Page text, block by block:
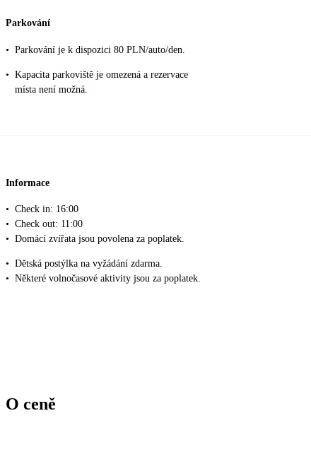
Parkování
• Parkování je k dispozici 80 PLN/auto/den.
• Kapacita parkoviště je omezená a rezervace
místa není možná.
Informace
• Check in: 16:00
• Check out: 11:00
• Domácí zvířata jsou povolena za poplatek.
• Dětská postýlka na vyžádání zdarma.
• Některé volnočasové aktivity jsou za poplatek.
O ceně